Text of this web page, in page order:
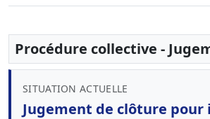
Procédure collective -
SITUATION ACTUELLE
Jugement de clôture pour